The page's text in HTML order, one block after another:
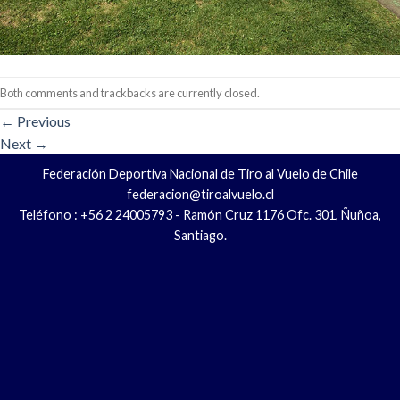
Both comments and trackbacks are currently closed.
← Previous
Next →
Federación Deportiva Nacional de Tiro al Vuelo de Chile
federacion@tiroalvuelo.cl
Teléfono : +56 2 24005793 - Ramón Cruz 1176 Ofc. 301, Ñuñoa,
Santiago.